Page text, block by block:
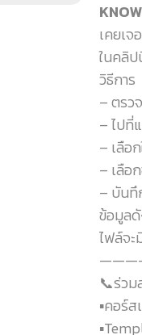
เคยเ
ในคลิ
วิธีการ
– ตรว
– ไปที่
– เลือ
– เลือ
– บันทึ
ข้อมูลดั
ไฟล์จะ
📞ร่ว
▪️คอร์ส